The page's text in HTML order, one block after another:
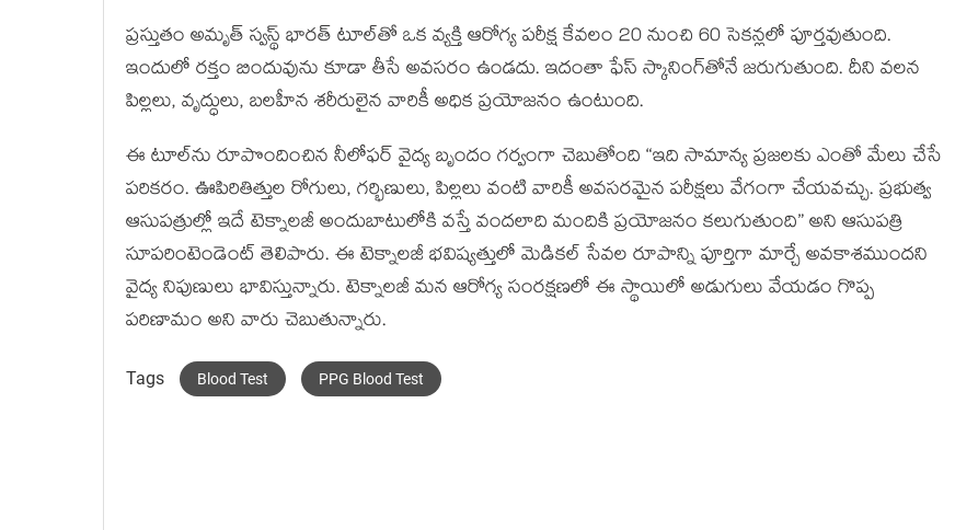
ప్రస్తుతం అమృత్ స్వస్థ్ భారత్ టూల్‌తో ఒక వ్యక్తి ఆరోగ్య పరీక్ష కేవలం 20 నుంచి 60 సెకన్లలో పూర్తవుతుంది.
ఇందులో రక్తం బిందువును కూడా తీసే అవసరం ఉండదు. ఇదంతా ఫేస్ స్కానింగ్‌తోనే జరుగుతుంది. దీని వలన
పిల్లలు, వృద్ధులు, బలహీన శరీరులైన వారికీ అధిక ప్రయోజనం ఉంటుంది.
ఈ టూల్‌ను రూపొందించిన నీలోఫర్ వైద్య బృందం గర్వంగా చెబుతోంది “ఇది సామాన్య ప్రజలకు ఎంతో మేలు చేసే
పరికరం. ఊపిరితిత్తుల రోగులు, గర్భిణులు, పిల్లలు వంటి వారికీ అవసరమైన పరీక్షలు వేగంగా చేయవచ్చు. ప్రభుత్వ
ఆసుపత్రుల్లో ఇదే టెక్నాలజీ అందుబాటులోకి వస్తే వందలాది మందికి ప్రయోజనం కలుగుతుంది” అని ఆసుపత్రి
సూపరింటెండెంట్ తెలిపారు. ఈ టెక్నాలజీ భవిష్యత్తులో మెడికల్ సేవల రూపాన్ని పూర్తిగా మార్చే అవకాశముందని
వైద్య నిపుణులు భావిస్తున్నారు. టెక్నాలజీ మన ఆరోగ్య సంరక్షణలో ఈ స్థాయిలో అడుగులు వేయడం గొప్ప
పరిణామం అని వారు చెబుతున్నారు.
Tags Blood Test PPG Blood Test